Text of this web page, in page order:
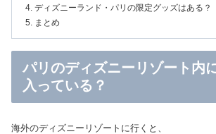
ディズニーランド・パリの限定グッズはある？
まとめ
パリのディズニーリゾート内
入っている？
海外のディズニーリゾートに行くと、